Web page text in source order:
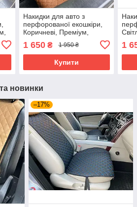
Накидки для авто з
перфорованої екошкіри,
Коричневі, Преміум,
1 650₴ 1 950 ₴
Купити
1
новинки
–17%